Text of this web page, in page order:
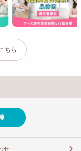
ちら
せ